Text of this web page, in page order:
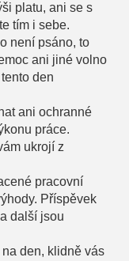
platu, ani se s
tím i sebe.
není psáno, to
ani jiné volno
den
ani ochranné
práce.
ukrojí z
pracovní
Příspěvek
další jsou
den, klidně vás